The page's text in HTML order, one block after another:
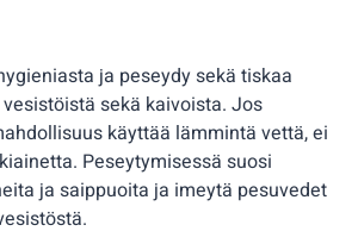
ja peseydy sekä tiskaa
sekä kaivoista. Jos
käyttää lämmintä vettä, ei
Peseytymisessä suosi
ja saippuoita ja imeytä pesuvedet